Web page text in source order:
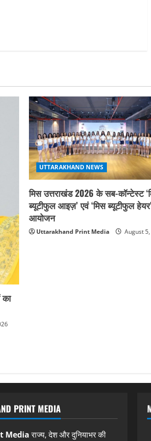
का
UTTARAKHAND NEWS
मिस उत्तराखंड 2026 के सब-कॉन्टेस्ट
ब्यूटीफुल आइज़’ एवं ‘मिस ब्यूटीफुल
आयोजन
Uttarakhand Print Media August
PRINT MEDIA
Mediaराज्य, देश और दुनियाभर की